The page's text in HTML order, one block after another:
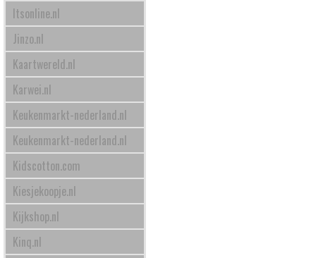
Itsonline.nl
Jinzo.nl
Kaartwereld.nl
Karwei.nl
Keukenmarkt-nederland.nl
Keukenmarkt-nederland.nl
Kidscotton.com
Kiesjekoopje.nl
Kijkshop.nl
Kinq.nl